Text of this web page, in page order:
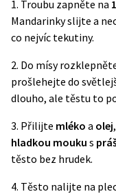
1. Troubu zapněte na
Mandarinky slijte a
co nejvíc tekutiny.
2. Do mísy
prošlehejte do
dlouho, ale těstu to
3. Přilijte mléko a olej
hladkou mouku s
těsto bez hrudek.
4. Těsto nalijte na